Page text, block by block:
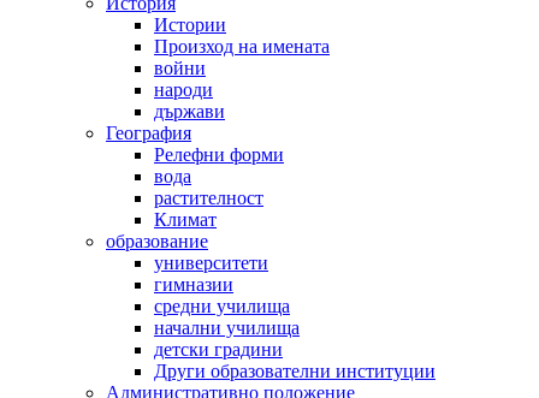
Истории
Произход на имената
войни
народи
държави
География
Релефни форми
вода
растителност
Климат
образование
университети
гимназии
средни училища
начални училища
детски градини
Други образователни институции
Административно положение